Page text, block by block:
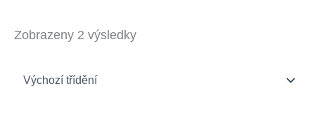
Zobrazeny 2 výsledky